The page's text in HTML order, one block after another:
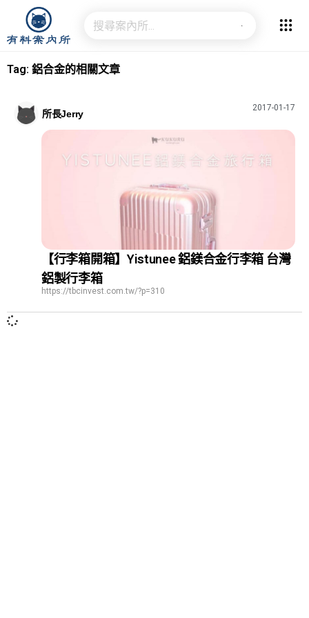
Tag: 鋁合金的相關文章
所長Jerry
2017-01-17
【行李箱開箱】Yistunee 鋁鎂合金行李箱 台灣
鋁製行李箱
https://tbcinvest.com.tw/?p=310